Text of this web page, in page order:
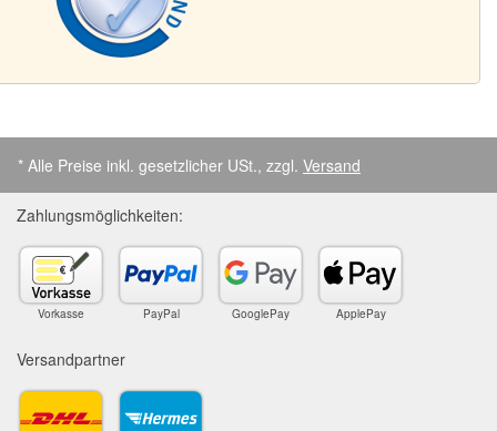
* Alle Preise inkl. gesetzlicher USt., zzgl. Versand
Zahlungsmöglichkeiten:
Vorkasse PayPal GooglePay ApplePay
Versandpartner